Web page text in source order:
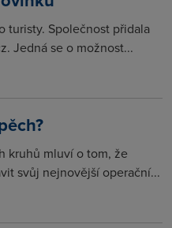
turisty. Společnost přidala
Jedná se o možnost...
kruhů mluví o tom, že
svůj nejnovější operační...